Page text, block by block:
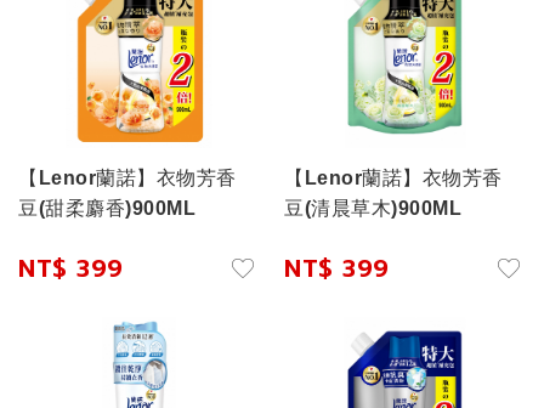
【Lenor蘭諾】衣物芳香
豆(甜柔麝香)900ML
NT$ 399
【Lenor蘭諾】衣物芳香
豆(清晨草木)900ML
NT$ 399